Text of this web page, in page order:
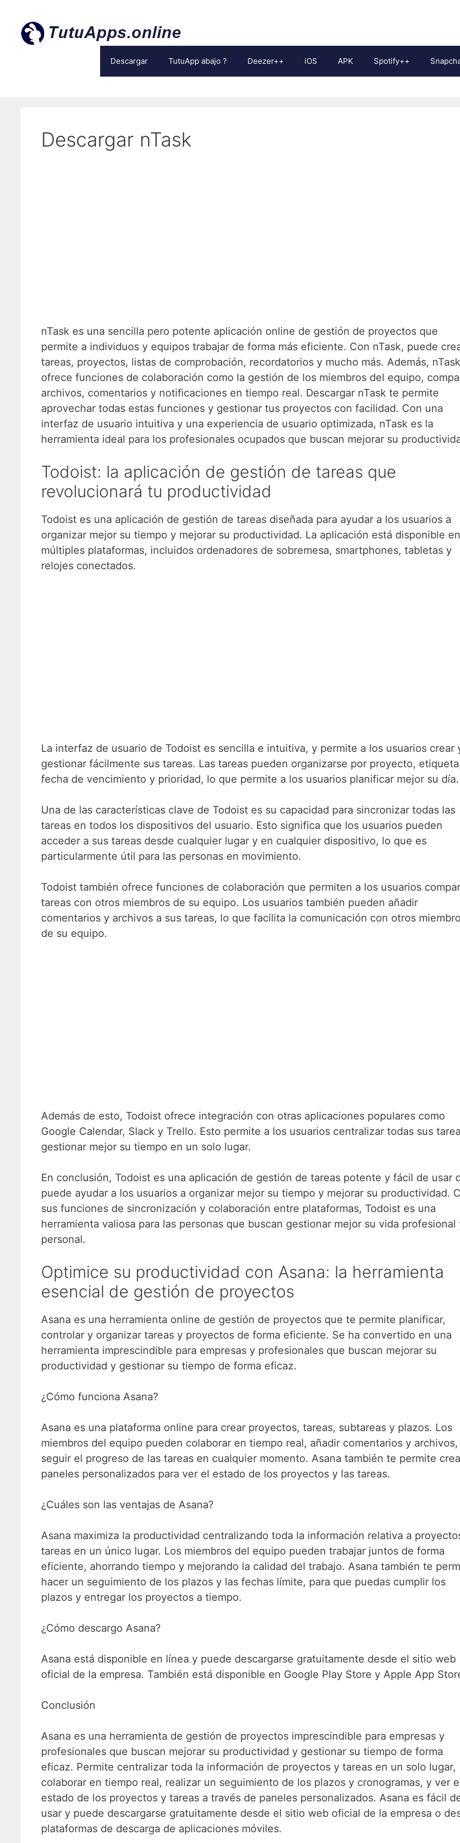
contenido
Descargar TutuApp abajo ? Deezer++ iOS APK Spotify++
Descargar nTask
nTask es una sencilla pero potente aplicación online de gestión de proyectos que
permite a individuos y equipos trabajar de forma más eficiente. Con nTask, puede
tareas, proyectos, listas de comprobación, recordatorios y mucho más. Además, nTask
ofrece funciones de colaboración como la gestión de los miembros del equipo,
archivos, comentarios y notificaciones en tiempo real. Descargar nTask te permite
aprovechar todas estas funciones y gestionar tus proyectos con facilidad. Con una
interfaz de usuario intuitiva y una experiencia de usuario optimizada, nTask es la
herramienta ideal para los profesionales ocupados que buscan mejorar su
Todoist: la aplicación de gestión de tareas que
revolucionará tu productividad
Todoist es una aplicación de gestión de tareas diseñada para ayudar a los usuarios a
organizar mejor su tiempo y mejorar su productividad. La aplicación está disponible en
múltiples plataformas, incluidos ordenadores de sobremesa, smartphones, tabletas y
relojes conectados.
La interfaz de usuario de Todoist es sencilla e intuitiva, y permite a los usuarios crear
gestionar fácilmente sus tareas. Las tareas pueden organizarse por proyecto,
fecha de vencimiento y prioridad, lo que permite a los usuarios planificar mejor su día.
Una de las características clave de Todoist es su capacidad para sincronizar todas las
tareas en todos los dispositivos del usuario. Esto significa que los usuarios pueden
acceder a sus tareas desde cualquier lugar y en cualquier dispositivo, lo que es
particularmente útil para las personas en movimiento.
Todoist también ofrece funciones de colaboración que permiten a los usuarios
tareas con otros miembros de su equipo. Los usuarios también pueden añadir
comentarios y archivos a sus tareas, lo que facilita la comunicación con otros
de su equipo.
Además de esto, Todoist ofrece integración con otras aplicaciones populares como
Google Calendar, Slack y Trello. Esto permite a los usuarios centralizar todas sus
gestionar mejor su tiempo en un solo lugar.
En conclusión, Todoist es una aplicación de gestión de tareas potente y fácil de usar
puede ayudar a los usuarios a organizar mejor su tiempo y mejorar su productividad.
sus funciones de sincronización y colaboración entre plataformas, Todoist es una
herramienta valiosa para las personas que buscan gestionar mejor su vida profesional
personal.
Optimice su productividad con Asana: la herramienta
esencial de gestión de proyectos
Asana es una herramienta online de gestión de proyectos que te permite planificar,
controlar y organizar tareas y proyectos de forma eficiente. Se ha convertido en una
herramienta imprescindible para empresas y profesionales que buscan mejorar su
productividad y gestionar su tiempo de forma eficaz.
¿Cómo funciona Asana?
Asana es una plataforma online para crear proyectos, tareas, subtareas y plazos. Los
miembros del equipo pueden colaborar en tiempo real, añadir comentarios y
seguir el progreso de las tareas en cualquier momento. Asana también te permite
paneles personalizados para ver el estado de los proyectos y las tareas.
¿Cuáles son las ventajas de Asana?
Asana maximiza la productividad centralizando toda la información relativa a
tareas en un único lugar. Los miembros del equipo pueden trabajar juntos de forma
eficiente, ahorrando tiempo y mejorando la calidad del trabajo. Asana también te
hacer un seguimiento de los plazos y las fechas límite, para que puedas cumplir los
plazos y entregar los proyectos a tiempo.
¿Cómo descargo Asana?
Asana está disponible en línea y puede descargarse gratuitamente desde el sitio web
oficial de la empresa. También está disponible en Google Play Store y Apple App
Conclusión
Asana es una herramienta de gestión de proyectos imprescindible para empresas y
profesionales que buscan mejorar su productividad y gestionar su tiempo de forma
eficaz. Permite centralizar toda la información de proyectos y tareas en un solo lugar,
colaborar en tiempo real, realizar un seguimiento de los plazos y cronogramas, y ver
estado de los proyectos y tareas a través de paneles personalizados. Asana es fácil
usar y puede descargarse gratuitamente desde el sitio web oficial de la empresa o
plataformas de descarga de aplicaciones móviles.